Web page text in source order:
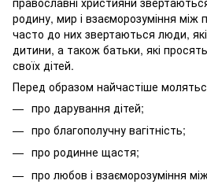
родину, мир і взаєморозуміння
часто до них звертаються люди,
дитини, а також батьки, які
своїх дітей.
Перед образом найчастіше
про дарування дітей;
про благополучну вагітність;
про родинне щастя;
про любов і взаєморозуміння